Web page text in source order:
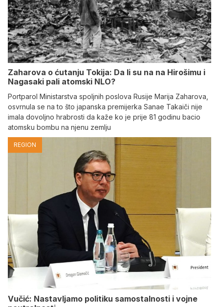
Zaharova o ćutanju Tokija: Da li su na na Hirošimu i
Nagasaki pali atomski NLO?
Portparol Ministarstva spoljnih poslova Rusije Marija Zaharova,
osvrnula se na to što japanska premijerka Sanae Takaiči nije
imala dovoljno hrabrosti da kaže ko je prije 81 godinu bacio
atomsku bombu na njenu zemlju
REGION
Vučić: Nastavljamo politiku samostalnosti i vojne